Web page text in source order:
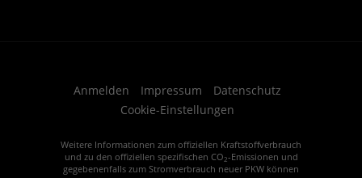
Anmelden Impressum
Datenschutz
Cookie-Einstellungen
Weitere Informationen zum offiziellen Kraftstoffverbrauch
und zu den offiziellen spezifischen CO2-Emissionen und
gegebenenfalls zum Stromverbrauch neuer PKW können